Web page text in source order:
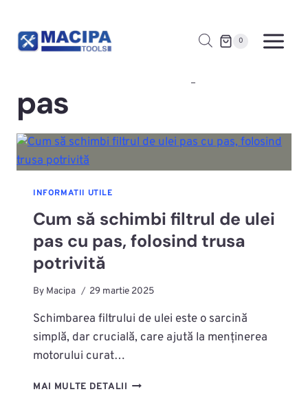
content
0
Home/schimb ulei pas cu pas
pas
INFORMATII UTILE
Cum să schimbi filtrul de ulei
pas cu pas, folosind trusa
potrivită
By Macipa 29 martie 2025
Schimbarea filtrului de ulei este o sarcină
simplă, dar crucială, care ajută la menținerea
motorului curat…
MAI MULTE DETALII CUM